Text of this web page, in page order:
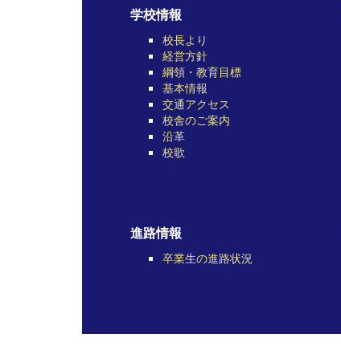
学校情報
校長より
経営方針
綱領・教育目標
基本情報
交通アクセス
校舎のご案内
沿革
校歌
進路情報
卒業生の進路状況